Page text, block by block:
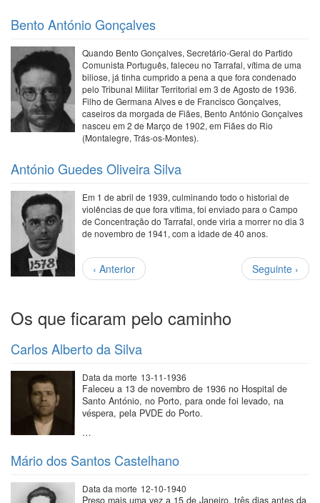
Bento António Gonçalves
Quando Bento Gonçalves, Secretário-Geral do Partido
Comunista Português, faleceu no Tarrafal, vítima de uma
biliose, já tinha cumprido a pena a que fora condenado
pelo Tribunal Militar Territorial em 3 de Agosto de 1936.
Filho de Germana Alves e de Francisco Gonçalves,
caseiros da morgada de Fiães, Bento António Gonçalves
nasceu em 2 de Março de 1902, em Fiães do Rio
(Montalegre, Trás-os-Montes).
António Guedes Oliveira Silva
Em 1 de abril de 1939, culminando todo o historial de
violências de que fora vítima, foi enviado para o Campo
de Concentração do Tarrafal, onde viria a morrer no dia 3
de novembro de 1941, com a idade de 40 anos.
Paginação
Página
anterior
‹ Anterior
Próxima
página
Seguinte ›
Os que ficaram pelo caminho
Carlos Alberto da Silva
Data da morte 13-11-1936
Faleceu a 13 de novembro de 1936 no Hospital de
Santo António, no Porto, para onde foi levado, na
véspera, pela PVDE do Porto.
…
Mário dos Santos Castelhano
Data da morte 12-10-1940
Preso mais uma vez a 15 de Janeiro, três dias antes da